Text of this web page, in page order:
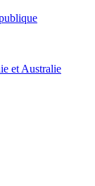
et Australie